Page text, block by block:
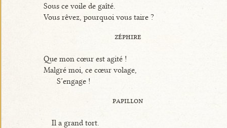
Sous ce voile de gaîté.
Vous rêvez, pourquoi vous taire ?
zéphire
Que mon cœur est agité !
Malgré moi, ce cœur volage,
S’engage !
papillon
Il a grand tort.